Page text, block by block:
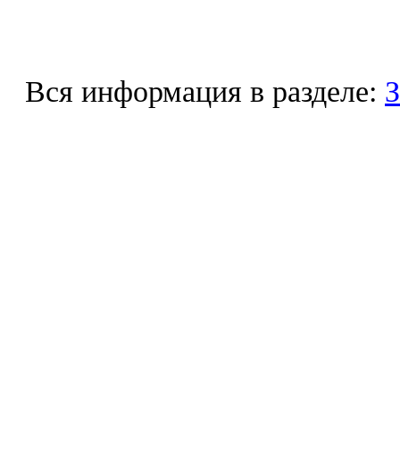
Вся информация в разделе: